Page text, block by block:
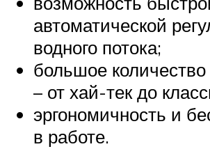
автоматической
водного потока;
большое количество
– от хай-тек до
эргономичность и
в работе.